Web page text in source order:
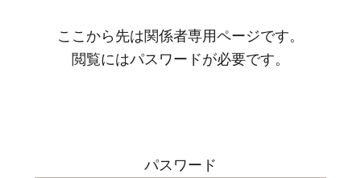
ここから先は関係者専用ページです。
閲覧にはパスワードが必要です。
パスワード